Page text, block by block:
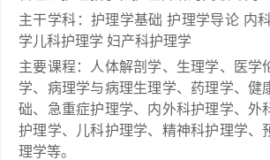
主干学科：护理学基础 护理学导论 内
学儿科护理学 妇产科护理学
主要课程：人体解剖学、生理学、医学
学、病理学与病理生理学、药理学、健
础、急重症护理学、内外科护理学、外
护理学、儿科护理学、精神科护理学、
理学等。